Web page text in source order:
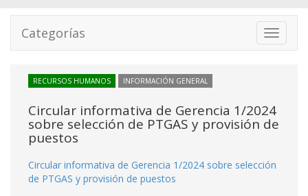
Toggle
Categorías
RECURSOS HUMANOS INFORMACIÓN GENERAL
Circular informativa de Gerencia 1/2024
sobre selección de PTGAS y provisión de
puestos
Circular informativa de Gerencia 1/2024 sobre selección
de PTGAS y provisión de puestos